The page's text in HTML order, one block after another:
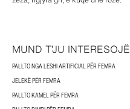
MUND T’JU INTERESOJË
PALLTO NGA LESHI ARTIFICIAL PËR FEMRA
JELEKË PËR FEMRA
PALLTO KAMEL PËR FEMRA